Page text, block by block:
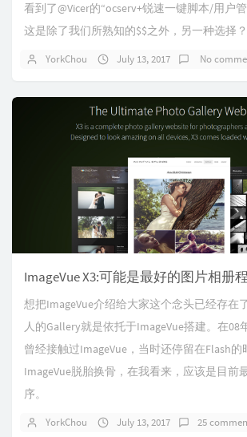
看到了@Vicer的“ocserv+锐速一键脚本/用户
这是除了我们所熟知的$$之外，另一种选择？
YorkChou July 13, 2017 No
ImageVue X3:可能是最好的图片相册
想把ImageVue介绍给大家这个念头已经存在
人的Gallery就是依托于ImageVue搭建。在08
曾经接触过ImageVue，当时还停留在Flash的
ImageVue脱胎换骨，在我看来，应该是目前
序。
YorkChou July 13, 2017 25